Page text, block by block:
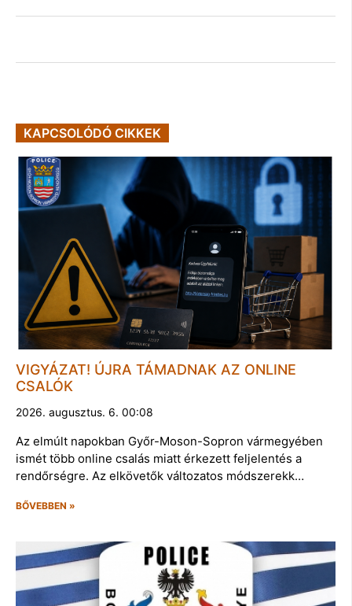
KAPCSOLÓDÓ CIKKEK
VIGYÁZAT! ÚJRA TÁMADNAK AZ ONLINE
CSALÓK
2026. augusztus. 6. 00:08
Az elmúlt napokban Győr-Moson-Sopron vármegyében
ismét több online csalás miatt érkezett feljelentés a
rendőrségre. Az elkövetők változatos módszerekk…
BŐVEBBEN »